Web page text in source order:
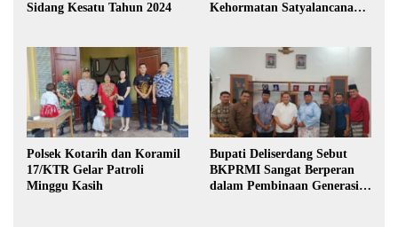
Sidang Kesatu Tahun 2024
Kehormatan Satyalancana
Polsek Kotarih dan Koramil
17/KTR Gelar Patroli
Minggu Kasih
Bupati Deliserdang Sebut
BKPRMI Sangat Berperan
dalam Pembinaan Generasi